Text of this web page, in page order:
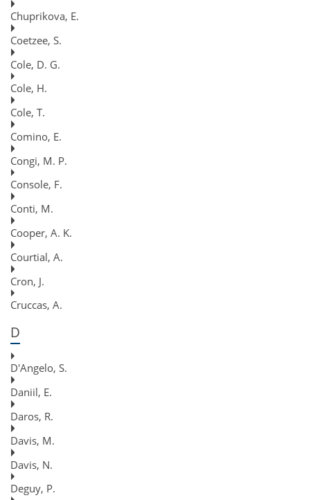
Chuprikova, E.
Coetzee, S.
Cole, D. G.
Cole, H.
Cole, T.
Comino, E.
Congi, M. P.
Console, F.
Conti, M.
Cooper, A. K.
Courtial, A.
Cron, J.
Cruccas, A.
D
D'Angelo, S.
Daniil, E.
Daros, R.
Davis, M.
Davis, N.
Deguy, P.